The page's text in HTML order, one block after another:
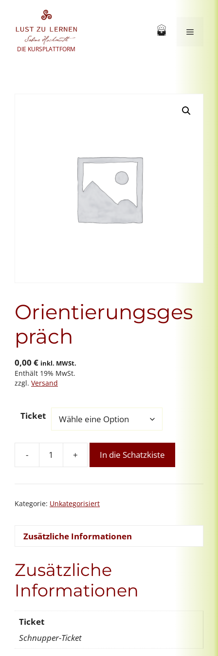
springen
DIE KURSPLATTFORM
Menü
Orientierungsges
präch
0,00 € inkl. MWSt.
Enthält 19% MwSt.
zzgl. Versand
Ticket
-
Orientierungsgespräch
+ In die Schatzkiste
Kategorie: Unkategorisiert
Zusätzliche Informationen
Zusätzliche
Informationen
Ticket
Schnupper-Ticket